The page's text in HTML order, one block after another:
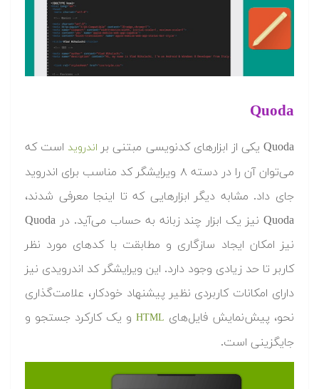
Quoda
Quoda یکی از ابزارهای کدنویسی مبتنی بر اندروید است که
می‌توان آن را در دسته ۸ ویرایشگر کد مناسب برای اندروید
جای داد. مشابه دیگر ابزارهایی که تا اینجا معرفی شدند،
Quoda نیز یک ابزار چند زبانه به حساب می‌آید. در Quoda
نیز امکان ایجاد سازگاری و مطابقت با کدهای مورد نظر
کاربر تا حد زیادی وجود دارد. این ویرایشگر کد اندرویدی نیز
دارای امکانات کاربردی نظیر پیشنهاد خودکار، علامت‌گذاری
نحو، پیش‌نمایش فایل‌های HTML و یک کارکرد جستجو و
جایگزینی است.